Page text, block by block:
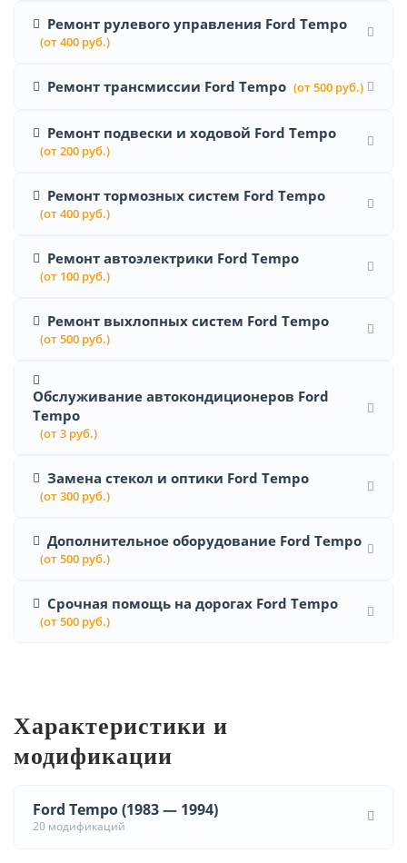
Ремонт рулевого управления Ford Tempo
(от 400 руб.)
Ремонт трансмиссии Ford Tempo (от 500 руб.)
Ремонт подвески и ходовой Ford Tempo
(от 200 руб.)
Ремонт тормозных систем Ford Tempo
(от 400 руб.)
Ремонт автоэлектрики Ford Tempo
(от 100 руб.)
Ремонт выхлопных систем Ford Tempo
(от 500 руб.)
Обслуживание автокондиционеров Ford
Tempo
(от 3 руб.)
Замена стекол и оптики Ford Tempo
(от 300 руб.)
Дополнительное оборудование Ford Tempo
(от 500 руб.)
Срочная помощь на дорогах Ford Tempo
(от 500 руб.)
Характеристики и
модификации
Ford Tempo (1983 — 1994)
20 модификаций